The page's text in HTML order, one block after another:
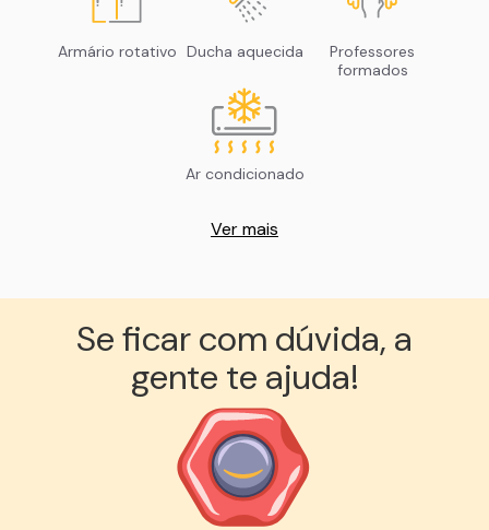
Armário rotativo Ducha aquecida
Professores
formados
Ar condicionado
Ver mais
Se ficar com dúvida, a
gente te ajuda!︎